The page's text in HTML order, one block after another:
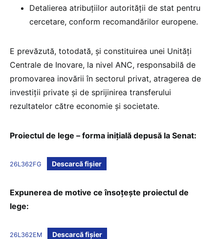
Detalierea atribuțiilor autorității de stat pentru
cercetare, conform recomandărilor europene.
E prevăzută, totodată, și constituirea unei Unități
Centrale de Inovare, la nivel ANC, responsabilă de
promovarea inovării în sectorul privat, atragerea de
investiții private și de sprijinirea transferului
rezultatelor către economie și societate.
Proiectul de lege – forma inițială depusă la Senat:
26L362FG Descarcă fișier
Expunerea de motive ce însoțește proiectul de
lege:
26L362EM Descarcă fișier